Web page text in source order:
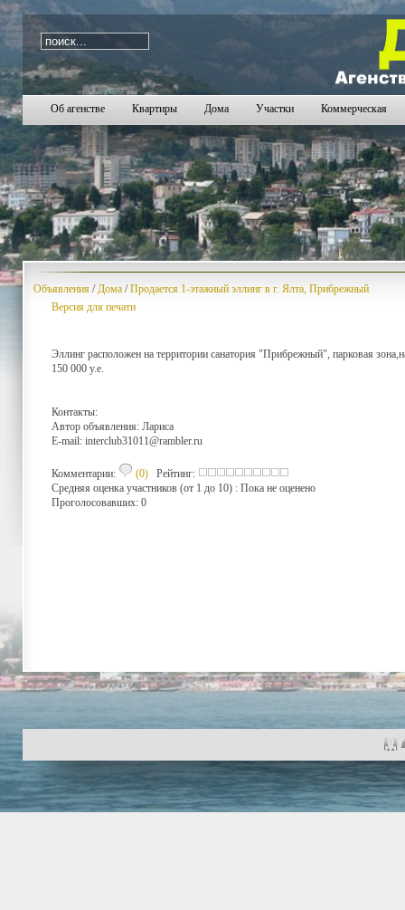
i=1637
Об агенстве Квартиры Дома Участки Коммерческая
Объявления /Дома /Продается 1-этажный эллинг в г. Ялта, Прибрежный
Версия для печати
Эллинг расположен на территории санатория "Прибрежный", парковая
150 000 у.е.
Контакты:
Автор объявления: Лариса
E-mail: interclub31011@rambler.ru
Комментарии: (0) Рейтинг:
Средняя оценка участников (от 1 до 10) : Пока не оценено
Проголосовавших: 0